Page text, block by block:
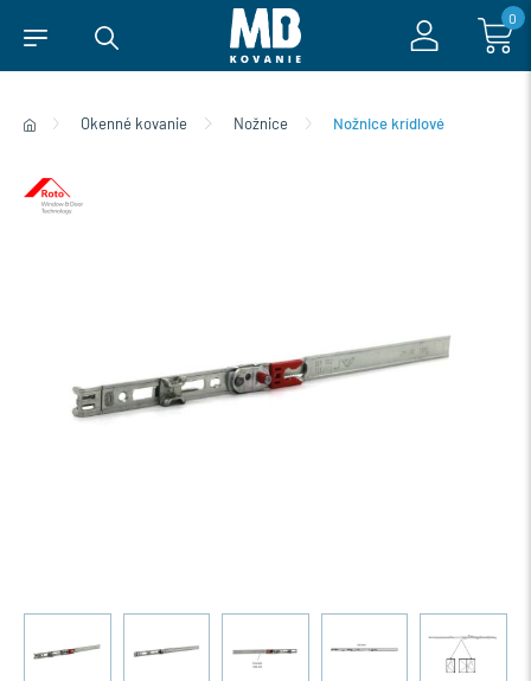
0
Okenné kovanie Nožnice Nožnice krídlové